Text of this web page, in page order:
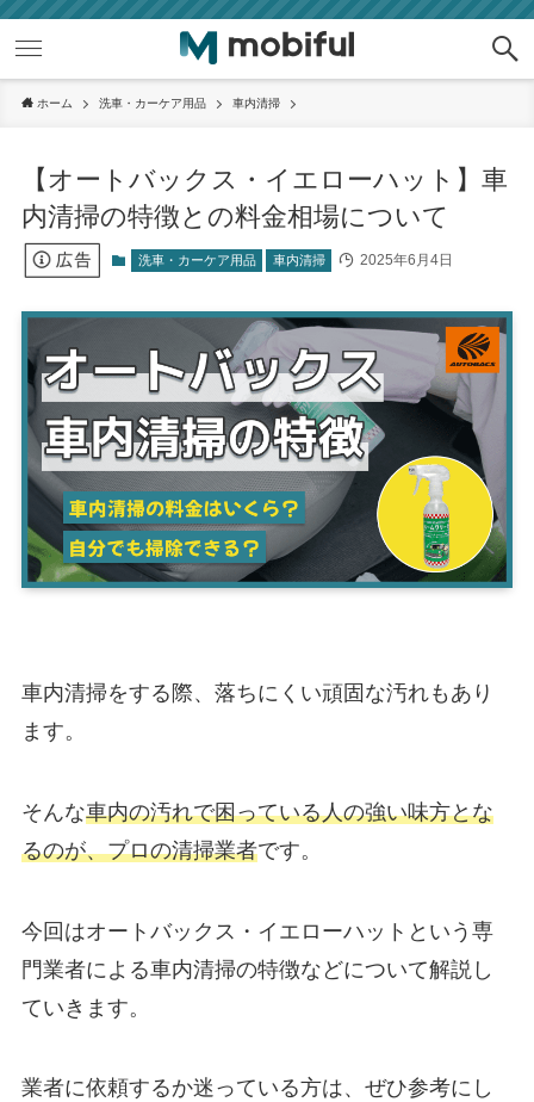
ホーム 洗車・カーケア用品 車内清掃
【オートバックス・イエローハット】車
内清掃の特徴との料金相場について
洗車・カーケア用品 車内清掃 2025年6月4日
車内清掃をする際、落ちにくい頑固な汚れもあり
ます。
そんな車内の汚れで困っている人の強い味方とな
るのが、プロの清掃業者です。
今回はオートバックス・イエローハットという専
門業者による車内清掃の特徴などについて解説し
ていきます。
業者に依頼するか迷っている方は、ぜひ参考にし